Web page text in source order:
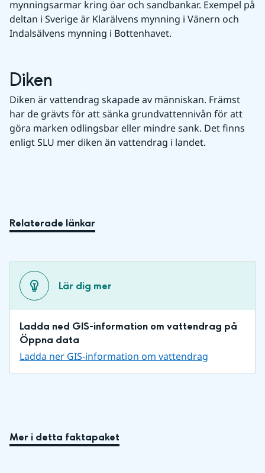
mynningsarmar kring öar och sandbankar. Exempel på
deltan i Sverige är Klarälvens mynning i Vänern och
Indalsälvens mynning i Bottenhavet.
Diken
Diken är vattendrag skapade av människan. Främst
har de grävts för att sänka grundvattennivån för att
göra marken odlingsbar eller mindre sank. Det finns
enligt SLU mer diken än vattendrag i landet.
Relaterade länkar
Lär dig mer
Ladda ned GIS-information om vattendrag på
Öppna data
Ladda ner GIS-information om vattendrag
Mer i detta faktapaket